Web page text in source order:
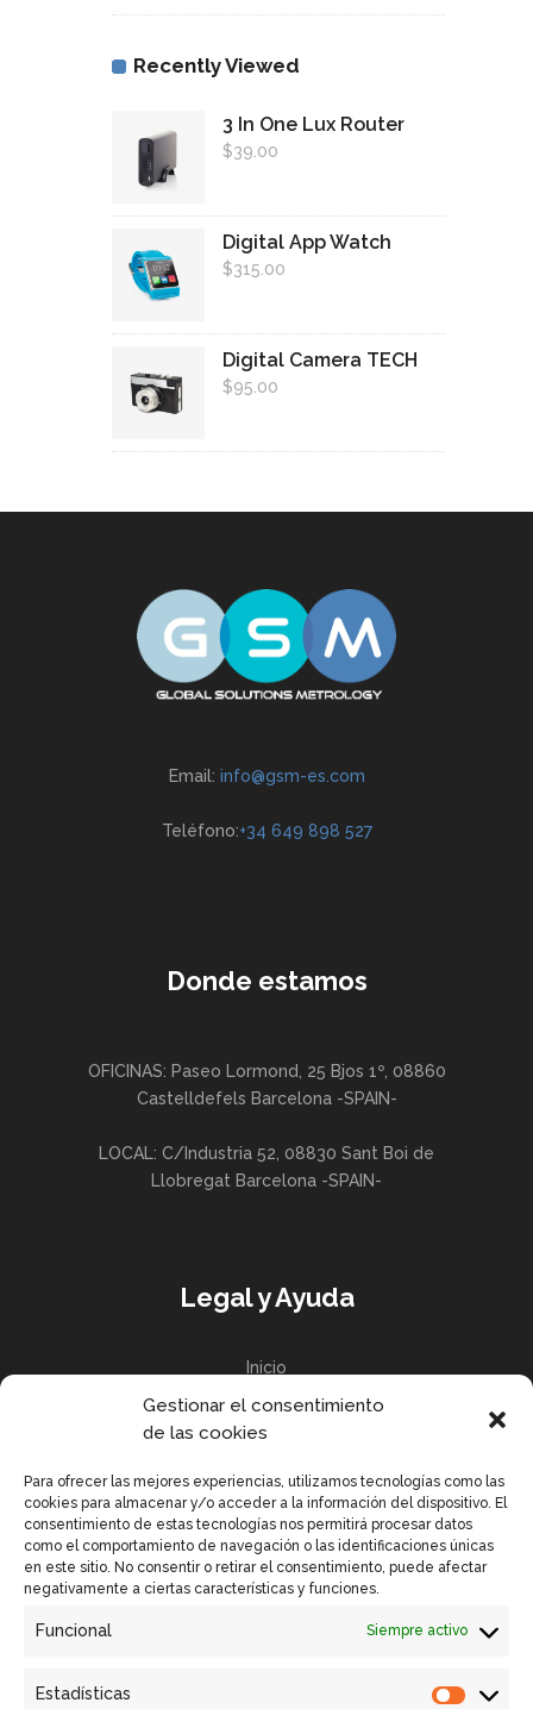
Gestionar el consentimiento
de las cookies
Para ofrecer las mejores experiencias, utilizamos tecnologías como las
cookies para almacenar y/o acceder a la información del dispositivo. El
consentimiento de estas tecnologías nos permitirá procesar datos
como el comportamiento de navegación o las identificaciones únicas
en este sitio. No consentir o retirar el consentimiento, puede afectar
negativamente a ciertas características y funciones.
Funcional Siempre activo
Estadísticas
Recently Viewed
3 In One Lux Router
$39.00
Digital App Watch
$315.00
Digital Camera TECH
$95.00
Email: info@gsm-es.com
Teléfono:+34 649 898 527
Donde estamos
OFICINAS: Paseo Lormond, 25 Bjos 1º, 08860
Castelldefels Barcelona -SPAIN-
LOCAL: C/Industria 52, 08830 Sant Boi de
Llobregat Barcelona -SPAIN-
Legal y Ayuda
Inicio
Política de privacidad
Enlaces Rápidos